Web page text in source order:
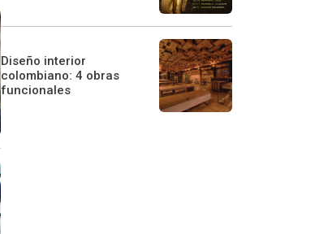
Diseño interior
colombiano: 4 obras
funcionales